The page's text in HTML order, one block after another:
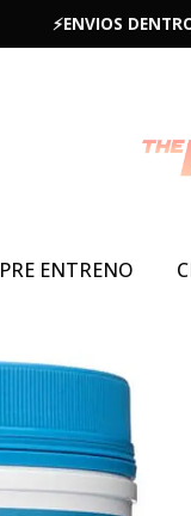
⚡ENVIOS
PRE ENTRENO